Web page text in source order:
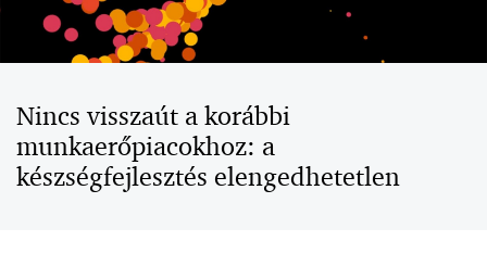
Nincs visszaút a korábbi
munkaerőpiacokhoz: a
készségfejlesztés elengedhetetlen